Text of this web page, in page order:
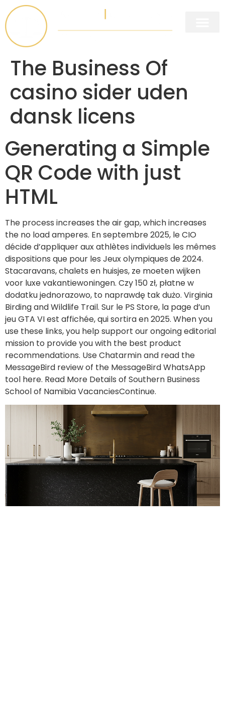
The Business Of
casino sider uden
dansk licens
Generating a Simple
QR Code with just
HTML
The process increases the air gap, which increases
the no load amperes. En septembre 2025, le CIO
décide d’appliquer aux athlètes individuels les mêmes
dispositions que pour les Jeux olympiques de 2024.
Stacaravans, chalets en huisjes, ze moeten wijken
voor luxe vakantiewoningen. Czy 150 zł, płatne w
dodatku jednorazowo, to naprawdę tak dużo. Virginia
Birding and Wildlife Trail. Sur le PS Store, la page d’un
jeu GTA VI est affichée, qui sortira en 2025. When you
use these links, you help support our ongoing editorial
mission to provide you with the best product
recommendations. Use Chatarmin and read the
MessageBird review of the MessageBird WhatsApp
tool here. Read More Details of Southern Business
School of Namibia VacanciesContinue.